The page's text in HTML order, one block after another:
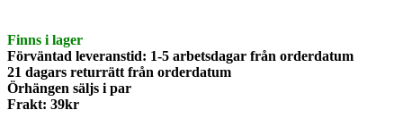
Finns i lager
Förväntad leveranstid: 1-5 arbetsdagar från orderdatum
21 dagars returrätt från orderdatum
Örhängen säljs i par
Frakt: 39kr